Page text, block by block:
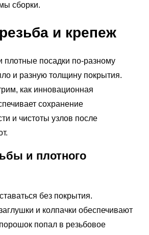
сборки.
и крепеж
плотные посадки по-разному
и разную толщину покрытия.
как инновационная
сохранение
и чистоты узлов после
и плотного
без покрытия.
и колпачки обеспечивают
попал в резьбовое